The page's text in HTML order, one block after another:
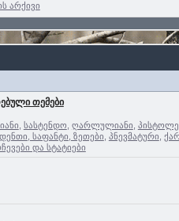
არქივი
თემები
სასტენდო ღარლულიანი
საფანტი, ზეთები პნევმატური
და სტატიები